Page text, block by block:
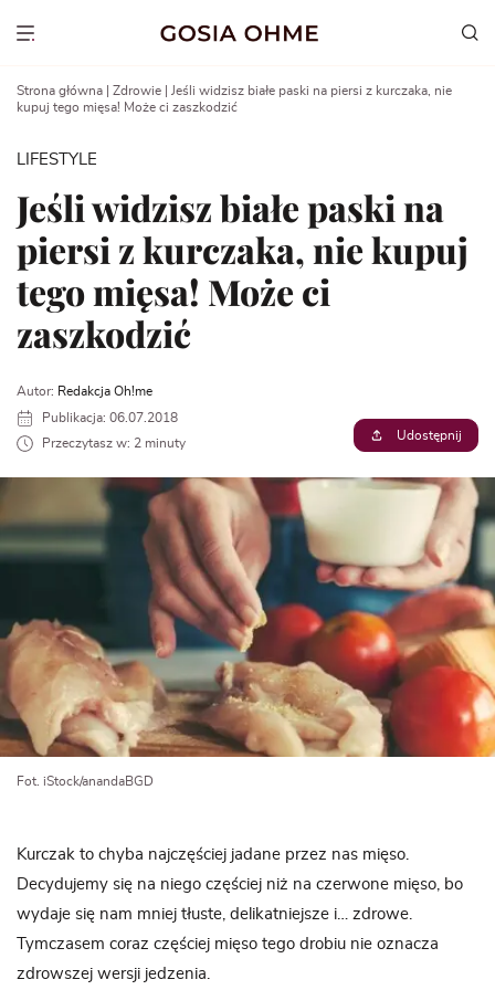
Show menu
Strona główna Zdrowie
Jeśli widzisz białe paski na piersi z kurczaka, nie
kupuj tego mięsa! Może ci zaszkodzić
LIFESTYLE
Jeśli widzisz białe paski na
piersi z kurczaka, nie kupuj
tego mięsa! Może ci
zaszkodzić
Autor: Redakcja Oh!me
Publikacja: 06.07.2018
Przeczytasz w: 2 minuty
Udostępnij
Fot. iStock/anandaBGD
Kurczak to chyba najczęściej jadane przez nas mięso.
Decydujemy się na niego częściej niż na czerwone mięso, bo
wydaje się nam mniej tłuste, delikatniejsze i… zdrowe.
Tymczasem coraz częściej mięso tego drobiu nie oznacza
zdrowszej wersji jedzenia.